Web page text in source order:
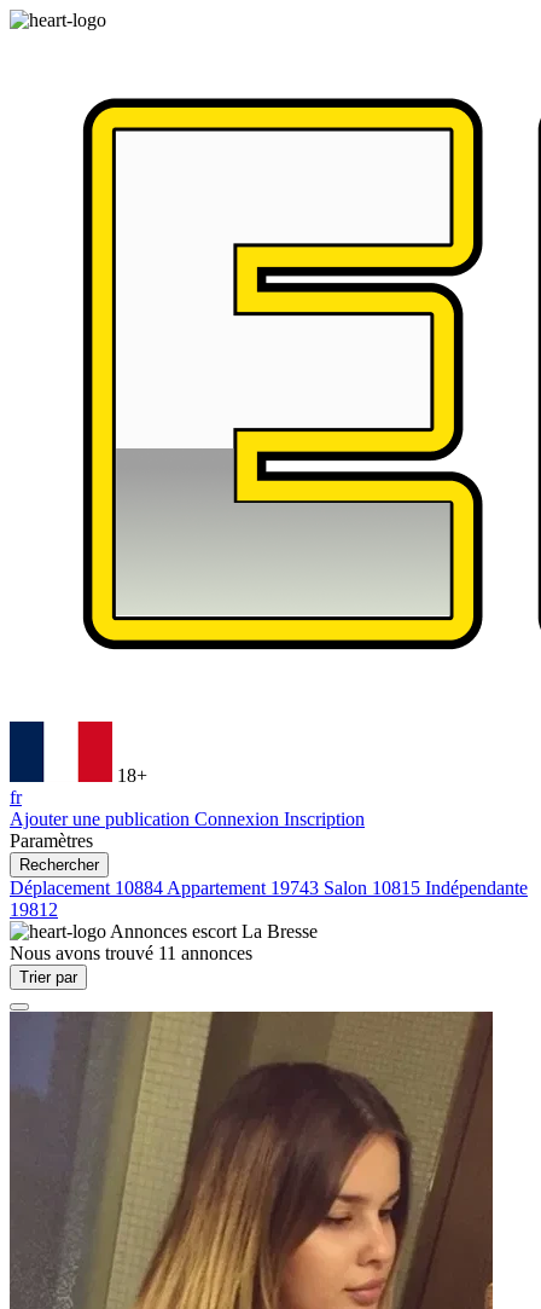
18+
fr
Ajouter une publication Connexion Inscription
Paramètres
Rechercher
Déplacement 10884 Appartement 19743 Salon 10815 Indépendante
19812
Annonces escort La Bresse
Nous avons trouvé 11 annonces
Trier par